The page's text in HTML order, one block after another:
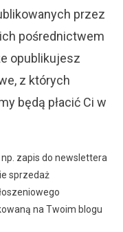
przez
pośrednictwem
opublikujesz
z których
będą płacić Ci w
zapis do newslettera
sprzedaż
na Twoim blogu